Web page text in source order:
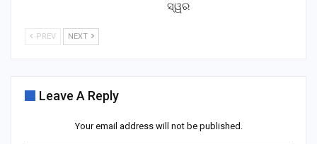
ସ୍ୱର
PREV NEXT
Leave A Reply
Your email address will not be published.